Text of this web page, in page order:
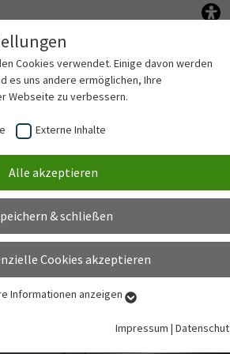
Submenu for "Anschließen"
Netz nutzen Submenu for
Cookies verwendet. Einige davon werden
es uns andere ermöglichen, Ihre
Webseite zu verbessern.
Externe Inhalte
Alle akzeptieren
& schließen
Cookies akzeptieren
für grundlegende Funktionen der Webseite
dass die Webseite einwandfrei
Informationen anzeigen
Impressum |